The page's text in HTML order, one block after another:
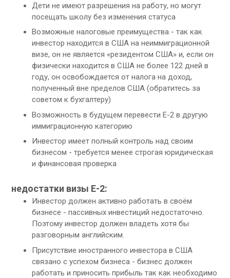
Дети не имеют разрешения на работу, но могут
посещать школу без изменения статуса
Возможные налоговые преимущества - так как
инвестор находится в США на неиммиграционной
визе, он не является «резидентом США» и, если он
физически находится в США не более 122 дней в
году, он освобождается от налога на доход,
полученный вне пределов США (обратитесь за
советом к бухгалтеру)
Возможность в будущем перевести Е-2 в другую
иммиграционную категорию
Инвестор имеет полный контроль над своим
бизнесом - требуется менее строгая юридическая
и финансовая проверка
недостатки визы E-2:
Инвестор должен активно работать в своём
бизнесе - пассивных инвестиций недостаточно.
Поэтому инвестор должен владеть хотя бы
разговорным английским.
Присутствие иностранного инвестора в США
связано с успехом бизнеса - бизнес должен
работать и приносить прибыль так как необходимо